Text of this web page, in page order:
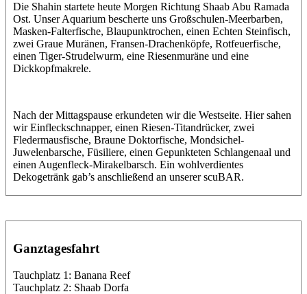
Die Shahin startete heute Morgen Richtung Shaab Abu Ramada
Ost. Unser Aquarium bescherte uns Großschulen-Meerbarben,
Masken-Falterfische, Blaupunktrochen, einen Echten Steinfisch,
zwei Graue Muränen, Fransen-Drachenköpfe, Rotfeuerfische,
einen Tiger-Strudelwurm, eine Riesenmuräne und eine
Dickkopfmakrele.
Nach der Mittagspause erkundeten wir die Westseite. Hier sahen
wir Einfleckschnapper, einen Riesen-Titandrücker, zwei
Fledermausfische, Braune Doktorfische, Mondsichel-
Juwelenbarsche, Füsiliere, einen Gepunkteten Schlangenaal und
einen Augenfleck-Mirakelbarsch. Ein wohlverdientes
Dekogetränk gab’s anschließend an unserer scuBAR.
Ganztagesfahrt
Tauchplatz 1: Banana Reef
Tauchplatz 2: Shaab Dorfa